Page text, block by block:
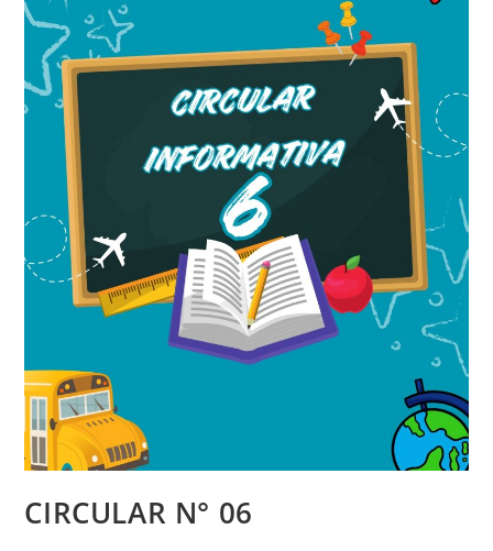
CIRCULAR N° 06